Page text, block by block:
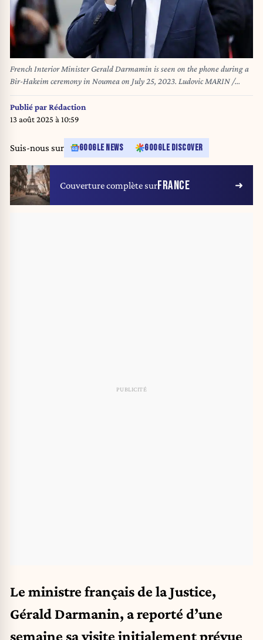
French Interior Minister Gerald Darmamin is seen on the phone during a
Bir-Hakeim ceremony in Noumea on July 25, 2023. Ludovic MARIN /
POOL / AFP
Publié parRédaction
13 août 2025 à 10:59
Suis-nous sur GOOGLE NEWS GOOGLE DISCOVER
Couverture complète surFRANCE
Le ministre français de la Justice,
Gérald Darmanin, a reporté d’une
semaine sa visite initialement prévue